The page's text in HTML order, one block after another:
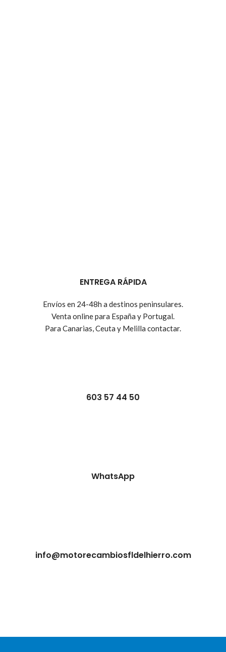
ENTREGA RÁPIDA
Envíos en 24-48h a destinos peninsulares.
Venta online para España y Portugal.
Para Canarias, Ceuta y Melilla contactar.
603 57 44 50
WhatsApp
info@motorecambiosfldelhierro.com